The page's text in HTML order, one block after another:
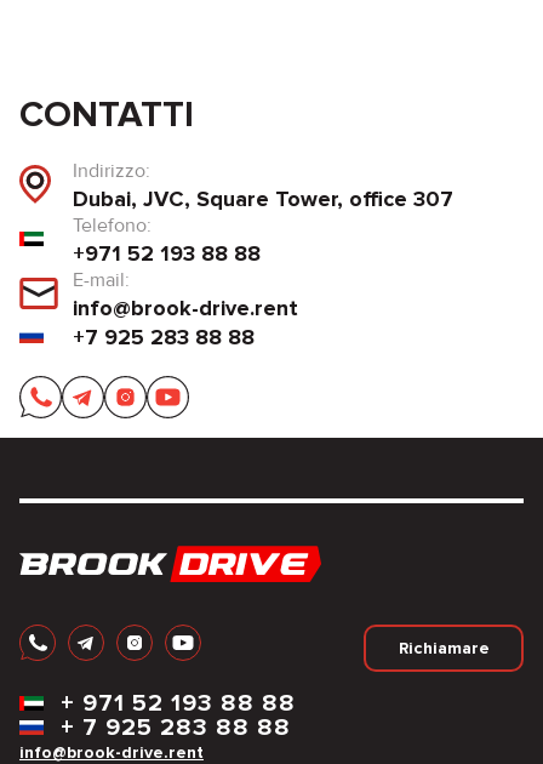
CONTATTI
Indirizzo:
Dubai, JVC, Square Tower, office 307
Telefono:
+971 52 193 88 88
E-mail:
info@brook-drive.rent
+7 925 283 88 88
Richiamare
info@brook-drive.rent
+ 7 925 283 88 88
+ 971 52 193 88 88